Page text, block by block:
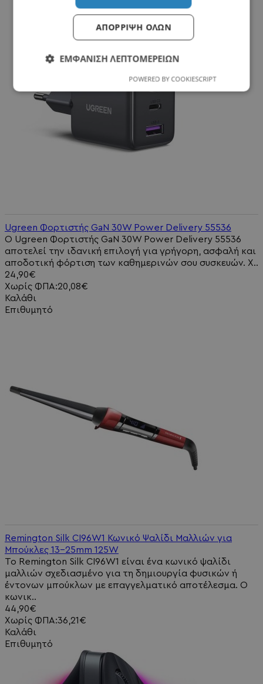
Ugreen Φορτιστής GaN 30W Power Delivery 55536
Ο Ugreen Φορτιστής GaN 30W Power Delivery 55536
αποτελεί την ιδανική επιλογή για γρήγορη, ασφαλή και
αποδοτική φόρτιση των καθημερινών σου συσκευών. Χ..
24,90€
Χωρίς ΦΠΑ:20,08€
Καλάθι
Επιθυμητό
Remington Silk CI96W1 Κωνικό Ψαλίδι Μαλλιών για
Μπούκλες 13-25mm 125W
Το Remington Silk CI96W1 είναι ένα κωνικό ψαλίδι
μαλλιών σχεδιασμένο για τη δημιουργία φυσικών ή
έντονων μπούκλων με επαγγελματικό αποτέλεσμα. Ο
κωνικ..
44,90€
Χωρίς ΦΠΑ:36,21€
Καλάθι
Επιθυμητό
ΑΠΌΡΡΙΨΗ ΌΛΩΝ
ΕΜΦΆΝΙΣΗ ΛΕΠΤΟΜΕΡΕΙΏΝ
POWERED BY COOKIESCRIPT